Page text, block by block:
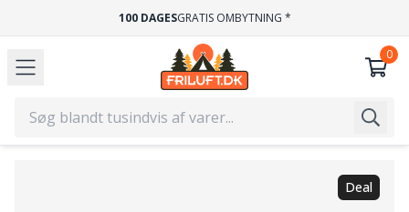
100 DAGESGRATIS OMBYTNING *
Deal